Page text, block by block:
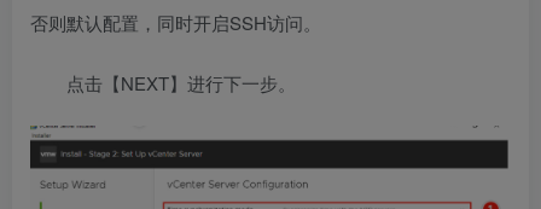
否则默认配置，同时开启SSH访问。
点击【NEXT】进行下一步。